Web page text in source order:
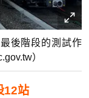
後階段的測試作
）
12站